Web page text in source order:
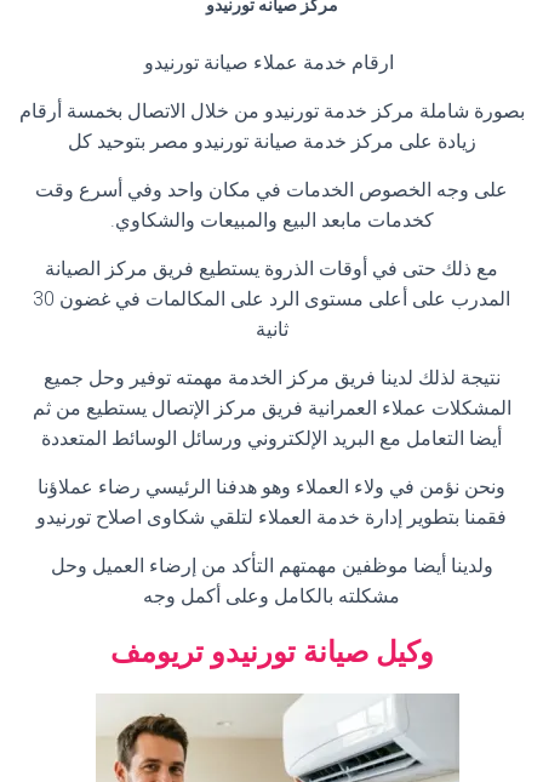
مركز صيانه تورنيدو
ارقام خدمة عملاء صيانة تورنيدو
بصورة شاملة مركز خدمة تورنيدو من خلال الاتصال بخمسة أرقام
زيادة على مركز خدمة صيانة تورنيدو مصر بتوحيد كل
على وجه الخصوص الخدمات في مكان واحد وفي أسرع وقت
كخدمات مابعد البيع والمبيعات والشكاوي.
مع ذلك حتى في أوقات الذروة يستطيع فريق مركز الصيانة
المدرب على أعلى مستوى الرد على المكالمات في غضون 30
ثانية
نتيجة لذلك لدينا فريق مركز الخدمة مهمته توفير وحل جميع
المشكلات عملاء العمرانية فريق مركز الإتصال يستطيع من ثم
أيضا التعامل مع البريد الإلكتروني ورسائل الوسائط المتعددة
ونحن نؤمن في ولاء العملاء وهو هدفنا الرئيسي رضاء عملاؤنا
فقمنا بتطوير إدارة خدمة العملاء لتلقي شكاوى اصلاح تورنيدو
ولدينا أيضا موظفين مهمتهم التأكد من إرضاء العميل وحل
مشكلته بالكامل وعلى أكمل وجه
وكيل صيانة تورنيدو تريومف